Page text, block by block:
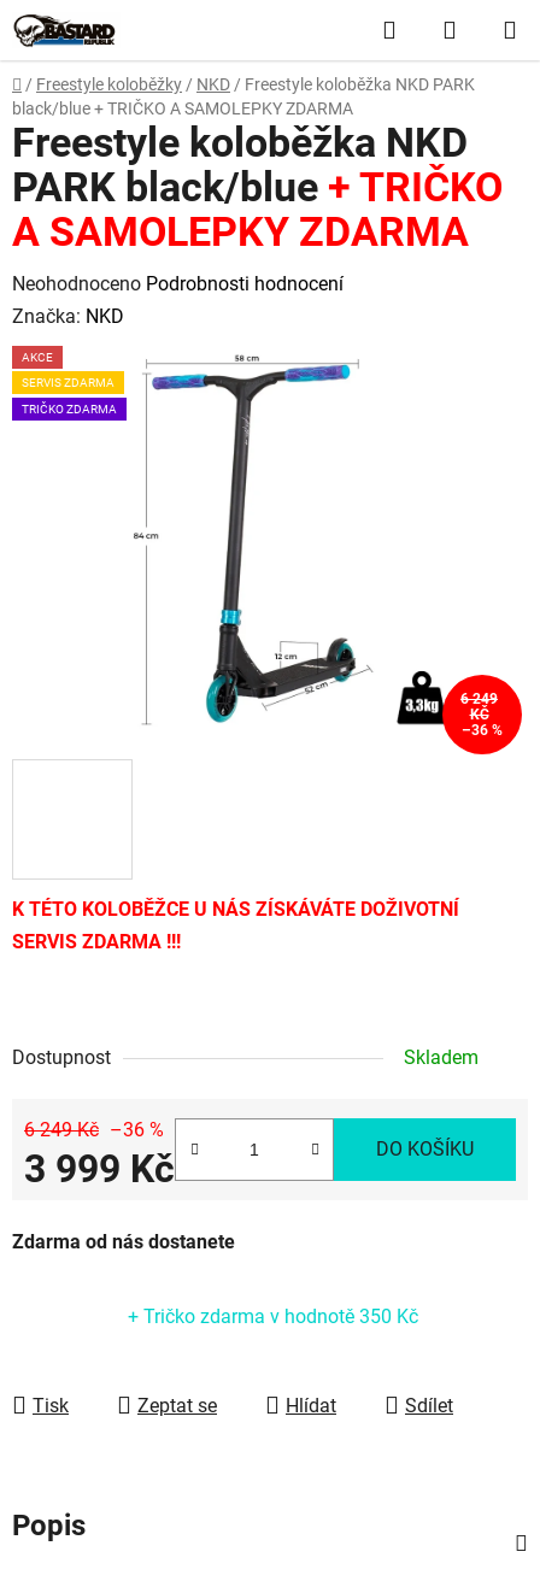
Přejít
na
obsah
Hledat
KOŠÍK
Domů
/ Freestyle koloběžky / NKD / Freestyle koloběžka NKD PARK
black/blue+ TRIČKO A SAMOLEPKY ZDARMA
K TÉTO KOLOBĚŽCE U NÁS ZÍSKÁVÁTE DOŽIVOTNÍ
SERVIS ZDARMA !!!
Dostupnost Skladem
6 249 Kč –36 %
3 999 Kč DO KOŠÍKU
Zdarma od nás dostanete
+ Tričko zdarma v hodnotě 350 Kč
Tisk Zeptat se Hlídat Sdílet
Freestyle koloběžka NKD
PARK black/blue + TRIČKO
A SAMOLEPKY ZDARMA
Průměrné
hodnocení
produktu
je
0,0
Neohodnoceno Podrobnosti hodnocení
Značka: NKD
AKCE
SERVIS ZDARMA
TRIČKO ZDARMA
6 249
KČ
–36 %
Popis